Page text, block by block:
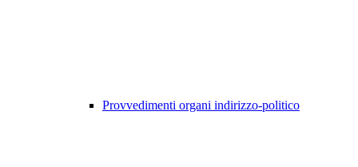
Provvedimenti organi indirizzo-politico